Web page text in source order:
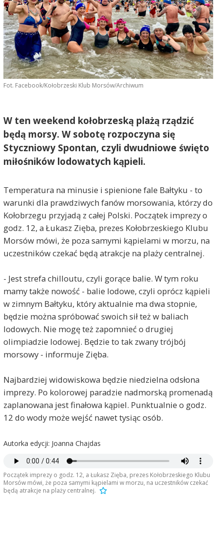
Fot. Facebook/Kołobrzeski Klub Morsów/Archiwum
W ten weekend kołobrzeską plażą rządzić
będą morsy. W sobotę rozpoczyna się
Styczniowy Spontan, czyli dwudniowe święto
miłośników lodowatych kąpieli.
Temperatura na minusie i spienione fale Bałtyku - to
warunki dla prawdziwych fanów morsowania, którzy do
Kołobrzegu przyjadą z całej Polski. Początek imprezy o
godz. 12, a Łukasz Zięba, prezes Kołobrzeskiego Klubu
Morsów mówi, że poza samymi kąpielami w morzu, na
uczestników czekać będą atrakcje na plaży centralnej.
- Jest strefa chilloutu, czyli gorące balie. W tym roku
mamy także nowość - balie lodowe, czyli oprócz kąpieli
w zimnym Bałtyku, który aktualnie ma dwa stopnie,
będzie można spróbować swoich sił też w baliach
lodowych. Nie mogę też zapomnieć o drugiej
olimpiadzie lodowej. Będzie to tak zwany trójbój
morsowy - informuje Zięba.
Najbardziej widowiskowa będzie niedzielna odsłona
imprezy. Po kolorowej paradzie nadmorską promenadą
zaplanowana jest finałowa kąpiel. Punktualnie o godz.
12 do wody może wejść nawet tysiąc osób.
Autorka edycji: Joanna Chajdas
Początek imprezy o godz. 12, a Łukasz Zięba, prezes Kołobrzeskiego Klubu
Morsów mówi, że poza samymi kąpielami w morzu, na uczestników czekać
będą atrakcje na plaży centralnej.